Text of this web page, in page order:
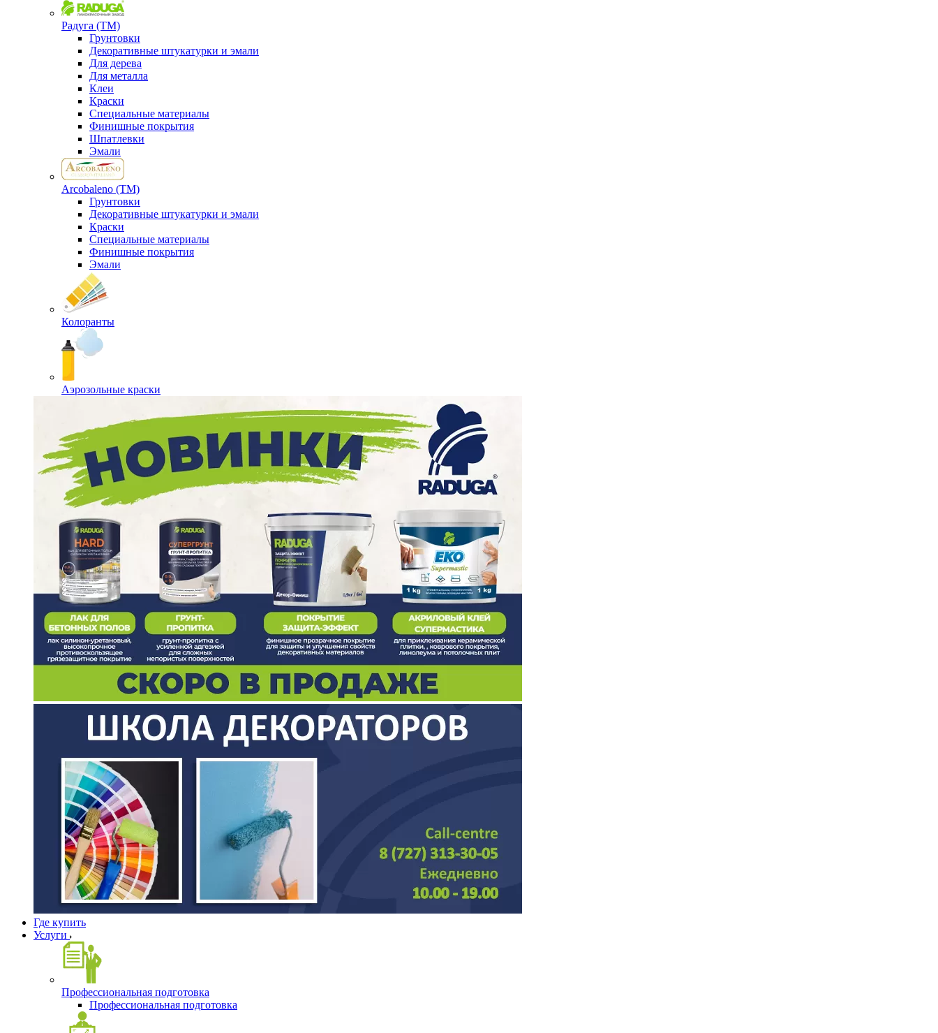
Радуга (ТМ)
Грунтовки
Декоративные штукатурки и эмали
Для дерева
Для металла
Клеи
Краски
Специальные материалы
Финишные покрытия
Шпатлевки
Эмали
Arcobaleno (ТМ)
Грунтовки
Декоративные штукатурки и эмали
Краски
Специальные материалы
Финишные покрытия
Эмали
Колоранты
Аэрозольные краски
Где купить
Услуги
Профессиональная подготовка
Профессиональная подготовка